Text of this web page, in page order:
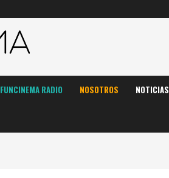
FUNCINEMA RADIO NOSOTROS NOTICIAS